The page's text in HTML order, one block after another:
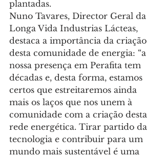
plantadas.
Nuno Tavares, Director Geral da
Longa Vida Industrias Lácteas,
destaca a importância da criação
desta comunidade de energia: “a
nossa presença em Perafita tem
décadas e, desta forma, estamos
certos que estreitaremos ainda
mais os laços que nos unem à
comunidade com a criação desta
rede energética. Tirar partido da
tecnologia e contribuir para um
mundo mais sustentável é uma